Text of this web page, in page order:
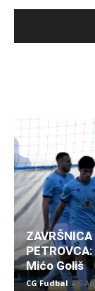
Mićo Goliš
CG Fudbal - 6